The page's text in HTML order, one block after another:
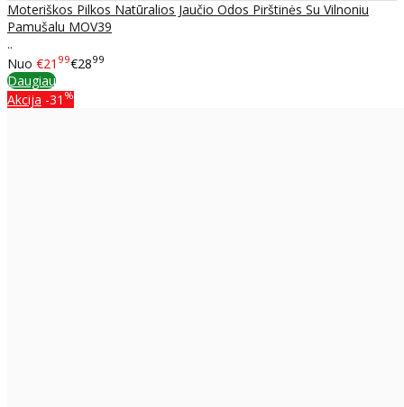
Moteriškos Pilkos Natūralios Jaučio Odos Pirštinės Su Vilnoniu
Pamušalu MOV39
..
Nuo €21 99€2899
Daugiau
Akcija -31 %